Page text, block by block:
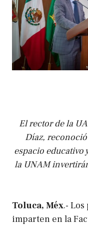
El rector de la
Díaz,
espacio educativo
la UNAM
Toluca, Méx.-
imparten en la